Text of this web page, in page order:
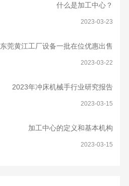
什么是加工中心？
2023-03-23
东莞黄江工厂设备一批在位优惠出售
2023-03-22
2023年冲床机械手行业研究报告
2023-03-15
加工中心的定义和基本机构
2023-03-15